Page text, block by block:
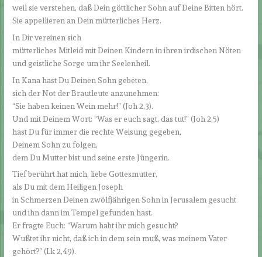
weil sie verstehen, daß Dein göttlicher Sohn auf Deine Bitten hört.
Sie appellieren an Dein mütterliches Herz.
In Dir vereinen sich
mütterliches Mitleid mit Deinen Kindern in ihren irdischen Nöten
und geistliche Sorge um ihr Seelenheil.
In Kana hast Du Deinen Sohn gebeten,
sich der Not der Brautleute anzunehmen:
“Sie haben keinen Wein mehr!” (Joh 2,3).
Und mit Deinem Wort: “Was er euch sagt, das tut!” (Joh 2,5)
hast Du für immer die rechte Weisung gegeben,
Deinem Sohn zu folgen,
dem Du Mutter bist und seine erste Jüngerin.
Tief berührt hat mich, liebe Gottesmutter,
als Du mit dem Heiligen Joseph
in Schmerzen Deinen zwölfjährigen Sohn in Jerusalem gesucht
und ihn dann im Tempel gefunden hast.
Er fragte Euch: “Warum habt ihr mich gesucht?
Wußtet ihr nicht, daß ich in dem sein muß, was meinem Vater
gehört?” (Lk 2,49).